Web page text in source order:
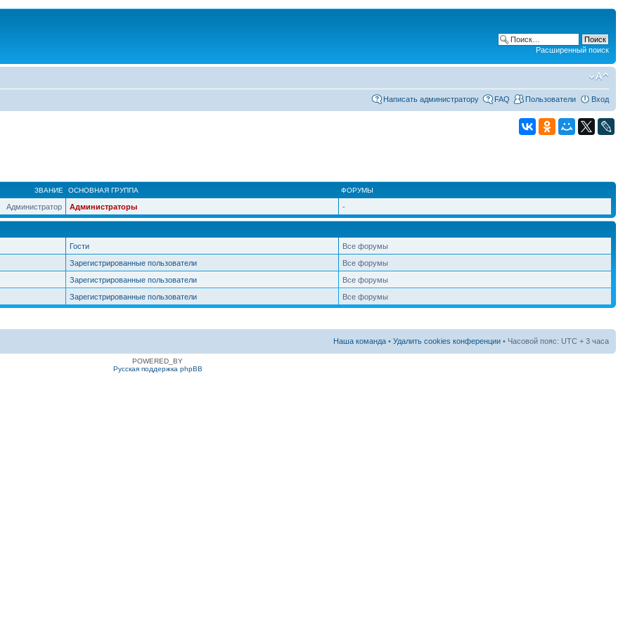
Расширенный поиск
Написать администратору FAQ Пользователи Вход
ЗВАНИЕ ОСНОВНАЯ ГРУППА ФОРУМЫ
Администратор Администраторы -
Гости
Все форумы
Зарегистрированные пользователи
Все форумы
Зарегистрированные пользователи
Все форумы
Зарегистрированные пользователи Все форумы
Наша команда • Удалить cookies конференции • Часовой пояс: UTC + 3 часа
POWERED_BY
Русская поддержка phpBB